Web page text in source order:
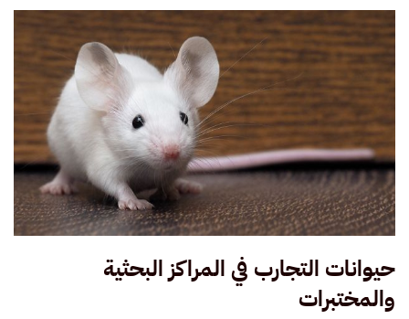
حيوانات التجارب في المراكز البحثية
والمختبرات